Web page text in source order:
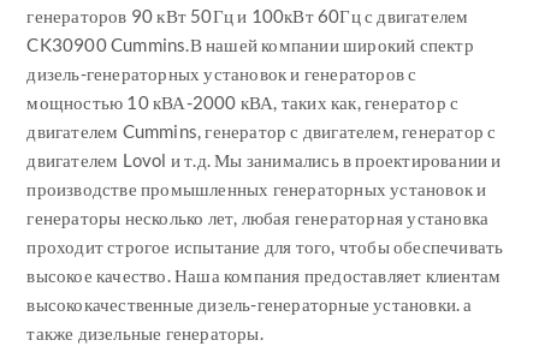
генераторов 90 кВт 50Гц и 100кВт 60Гц с двигателем
CK30900 Cummins.В нашей компании широкий спектр
дизель-генераторных установок и генераторов с
мощностью 10 кВА-2000 кВА, таких как, генератор с
двигателем Cummins, генератор с двигателем, генератор с
двигателем Lovol и т.д. Мы занимались в проектировании и
производстве промышленных генераторных установок и
генераторы несколько лет, любая генераторная установка
проходит строгое испытание для того, чтобы обеспечивать
высокое качество. Наша компания предоставляет клиентам
высококачественные дизель-генераторные установки. а
также дизельные генераторы.